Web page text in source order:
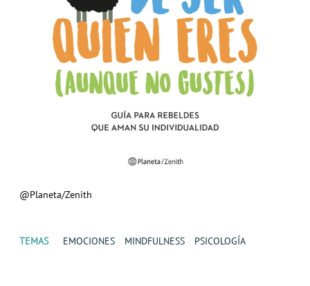
@Planeta/Zenith
TEMAS EMOCIONES MINDFULNESS PSICOLOGÍA